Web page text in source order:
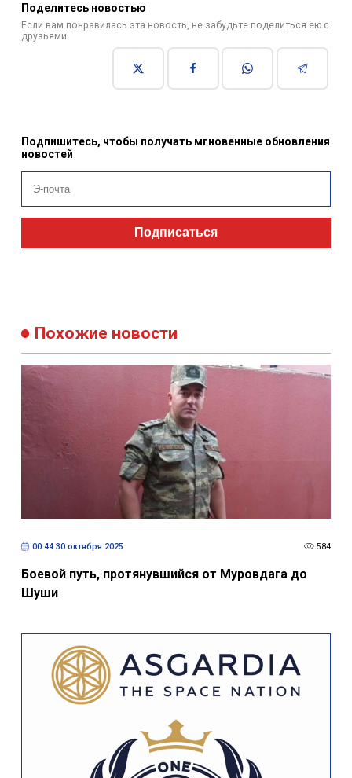
Поделитесь новостью
Если вам понравилась эта новость, не забудьте поделиться ею с
друзьями
Подпишитесь, чтобы получать мгновенные обновления
новостей
Подписаться
Похожие новости
00:44 30 октября 2025 584
Боевой путь, протянувшийся от Муровдага до
Шуши